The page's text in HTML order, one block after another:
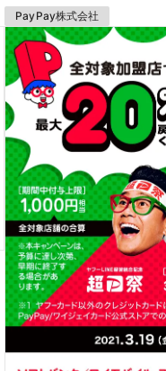
PayPay株式会社